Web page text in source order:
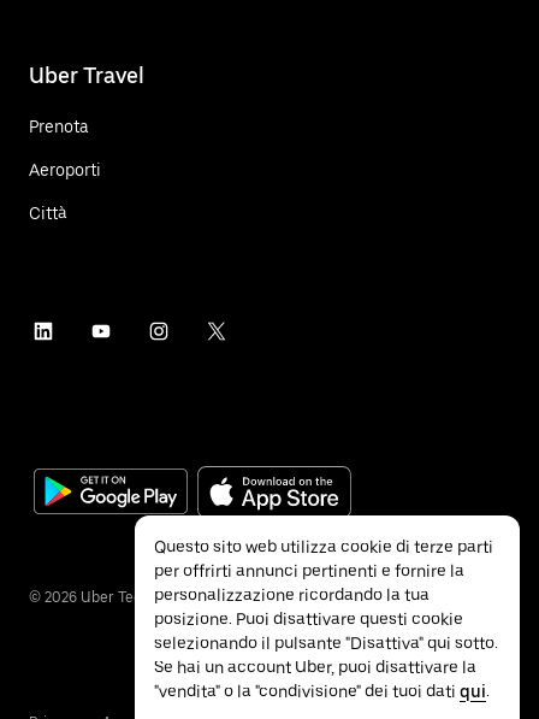
Uber Travel
Prenota
Aeroporti
Città
© 2026 Uber Technologies Inc.
Questo sito web utilizza cookie di terze parti
per offrirti annunci pertinenti e fornire la
personalizzazione ricordando la tua
posizione. Puoi disattivare questi cookie
selezionando il pulsante "Disattiva" qui sotto.
Se hai un account Uber, puoi disattivare la
"vendita" o la "condivisione" dei tuoi dati qui.